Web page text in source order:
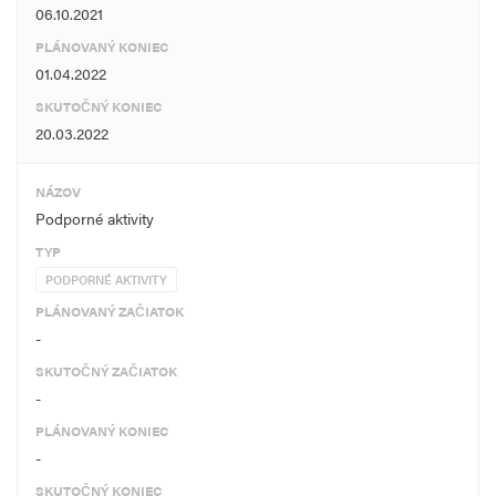
Čestné vyhlásenie žiadateľa je zároveň podporené:
a) Mapovými podkladmi zobrazujúcimi orientačné priestorové
súradníc)
sú súčasťou žiadosti o nenávratný finančný príspevok.
- Dokument zobrazujúci orientačné priestorové zakreslenie
predpokladaného umiestnenia prístupových bodov.
06.10.2021
PLÁNOVANÝ KONIEC
01.04.2022
SKUTOČNÝ KONIEC
20.03.2022
NÁZOV
Podporné aktivity
TYP
PODPORNÉ AKTIVITY
PLÁNOVANÝ ZAČIATOK
-
SKUTOČNÝ ZAČIATOK
-
PLÁNOVANÝ KONIEC
-
SKUTOČNÝ KONIEC